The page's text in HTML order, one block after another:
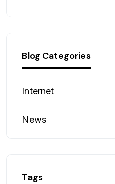
Blog Categories
Internet
News
Tags